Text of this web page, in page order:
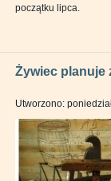
początku lipca.
Żywiec planuje
Utworzono: